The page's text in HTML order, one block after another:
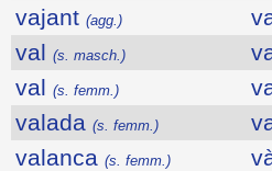
vajant (agg.)
val (s. masch.)
val (s. femm.)
valada (s. femm.)
valanca (s. femm.)